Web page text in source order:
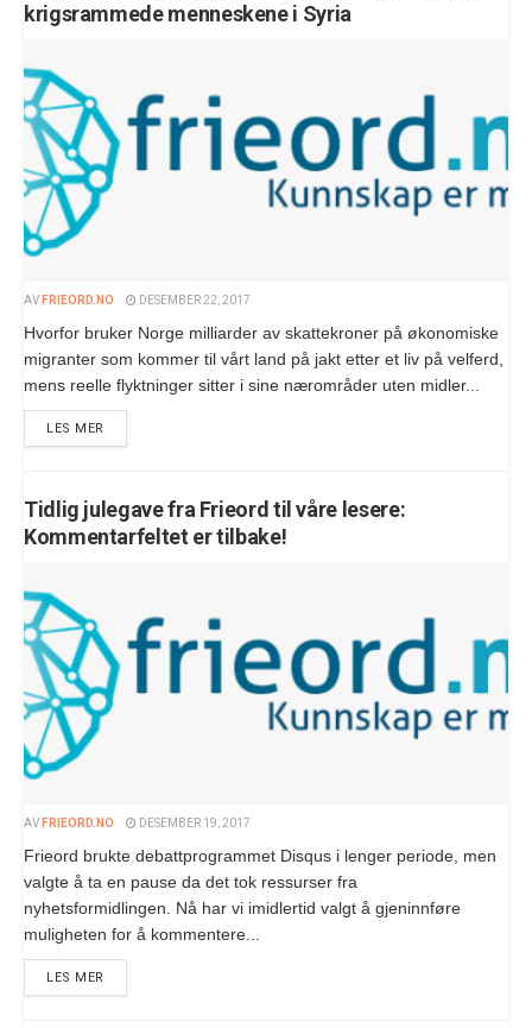
krigsrammede menneskene i Syria
AV FRIEORD.NO DESEMBER 22, 2017
Hvorfor bruker Norge milliarder av skattekroner på økonomiske
migranter som kommer til vårt land på jakt etter et liv på velferd,
mens reelle flyktninger sitter i sine nærområder uten midler...
LES MER
Tidlig julegave fra Frieord til våre lesere:
Kommentarfeltet er tilbake!
AV FRIEORD.NO DESEMBER 19, 2017
Frieord brukte debattprogrammet Disqus i lenger periode, men
valgte å ta en pause da det tok ressurser fra
nyhetsformidlingen. Nå har vi imidlertid valgt å gjeninnføre
muligheten for å kommentere...
LES MER